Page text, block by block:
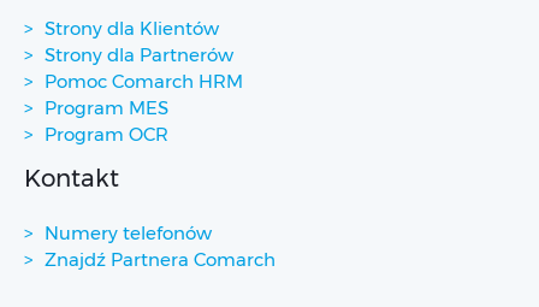
Strony dla Klientów
Strony dla Partnerów
Pomoc Comarch HRM
Program MES
Program OCR
Kontakt
Numery telefonów
Znajdź Partnera Comarch